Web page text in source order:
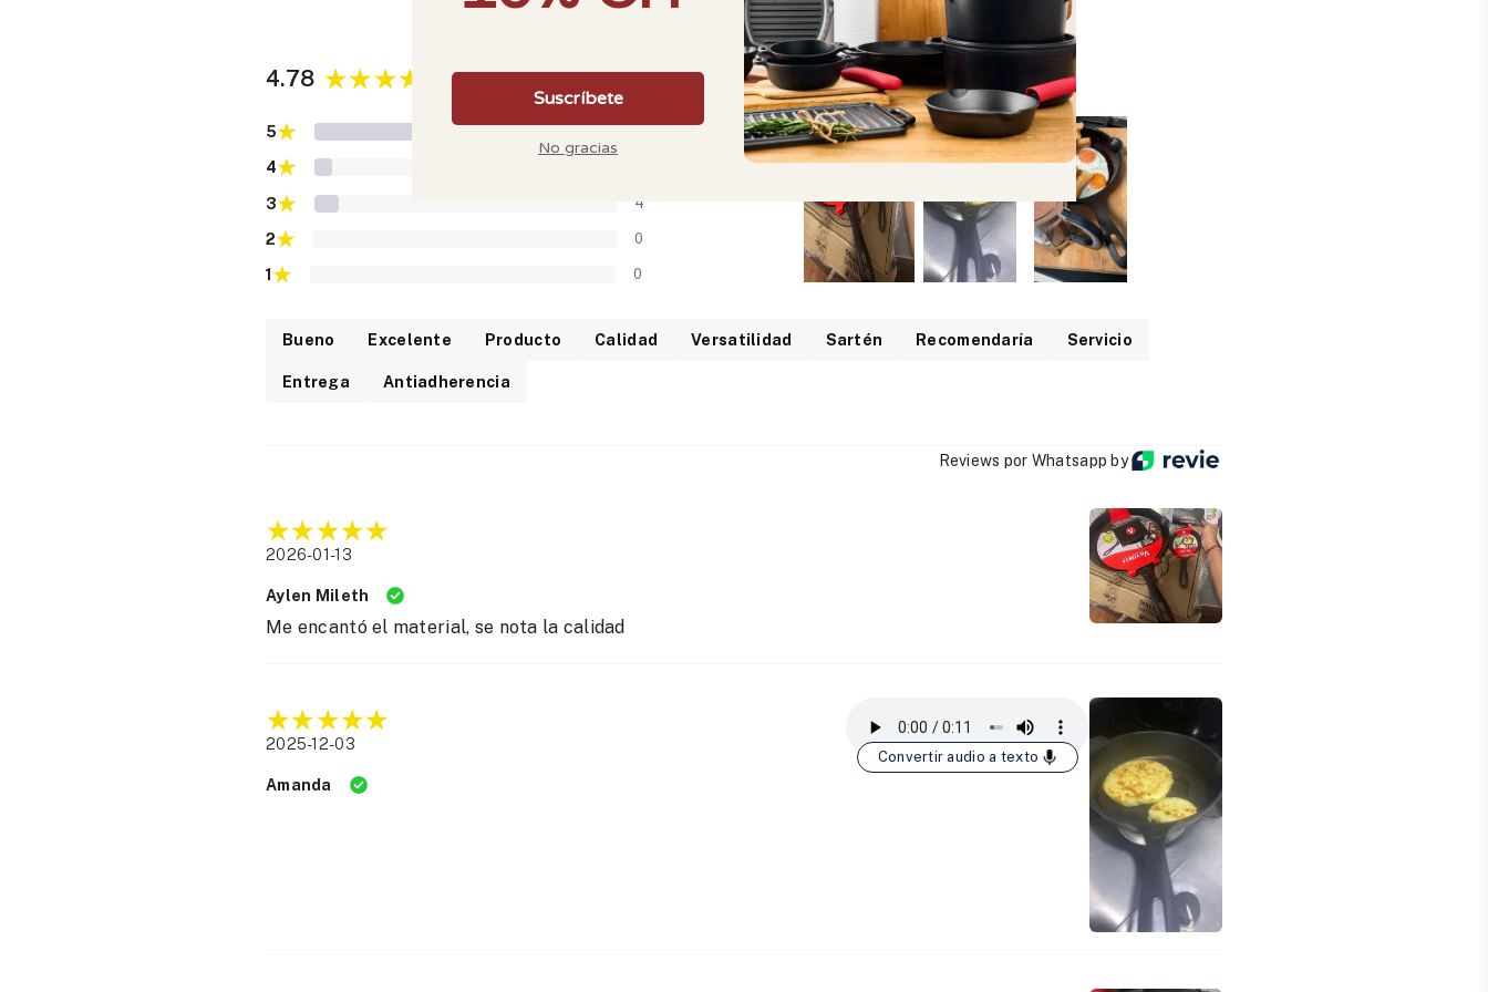
4.78 49 OPINIONES
5★
4★
3★ 4
2★ 0
1★ 0
Bueno Excelente Producto Calidad Versatilidad Sartén Recomendaría Servicio
Entrega Antiadherencia
Reviews por Whatsapp by
2026-01-13
Aylen Mileth
Me encantó el material, se nota la calidad
2025-12-03
Amanda
Convertir audio a texto